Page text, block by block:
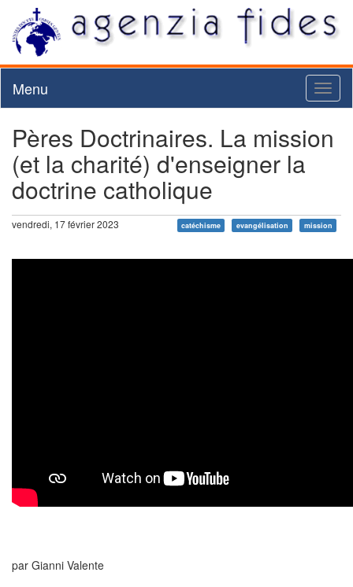
Menu
Pères Doctrinaires. La mission
(et la charité) d'enseigner la
doctrine catholique
vendredi, 17 février 2023 catéchisme evangélisation mission
par Gianni Valente